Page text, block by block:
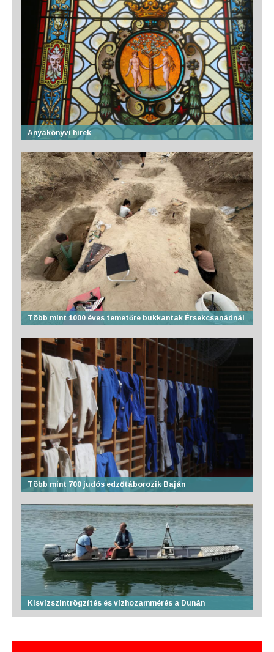
Anyakönyvi hírek
Több mint 1000 éves temetőre bukkantak Érsekcsanádnál
Több mint 700 judós edzőtáborozik Baján
Kisvízszintrögzítés és vízhozammérés a Dunán